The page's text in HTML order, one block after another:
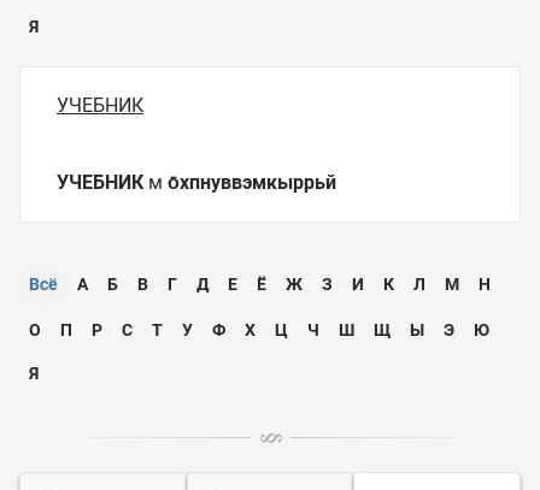
Я
УЧЕБНИК
УЧЕБНИКм о̄хпнуввэмкыррьй
Всё А Б В Г Д Е Ё Ж З И К Л М Н
О П Р С Т У Ф Х Ц Ч Ш Щ Ы Э Ю
Я